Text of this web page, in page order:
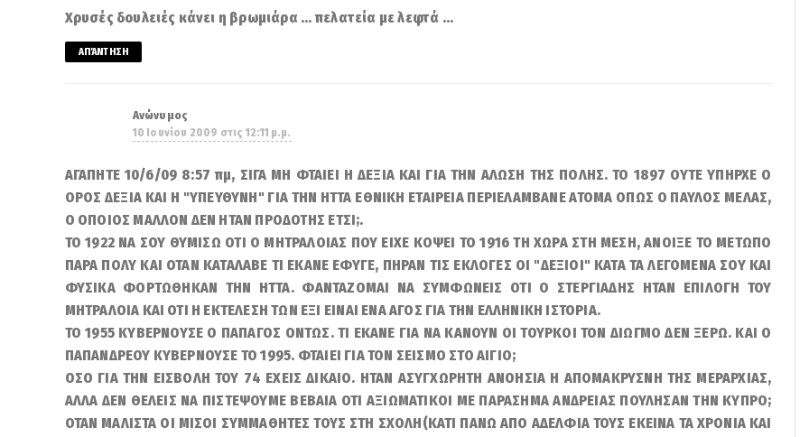
Χρυσές δουλειές κάνει η βρωμιάρα ... πελατεία με λεφτά ...
ΑΠΆΝΤΗΣΗ
Ανώνυμος
10 Ιουνίου 2009 στις 12:11 μ.μ.
ΑΓΑΠΗΤΕ 10/6/09 8:57 πμ, ΣΙΓΑ ΜΗ ΦΤΑΙΕΙ Η ΔΕΞΙΑ ΚΑΙ ΓΙΑ ΤΗΝ ΑΛΩΣΗ ΤΗΣ ΠΟΛΗΣ. ΤΟ 1897 ΟΥΤΕ ΥΠΗΡΧΕ Ο
ΟΡΟΣ ΔΕΞΙΑ ΚΑΙ Η "ΥΠΕΥΘΥΝΗ" ΓΙΑ ΤΗΝ ΗΤΤΑ ΕΘΝΙΚΗ ΕΤΑΙΡΕΙΑ ΠΕΡΙΕΛΑΜΒΑΝΕ ΑΤΟΜΑ ΟΠΩΣ Ο ΠΑΥΛΟΣ ΜΕΛΑΣ,
Ο ΟΠΟΙΟΣ ΜΑΛΛΟΝ ΔΕΝ ΗΤΑΝ ΠΡΟΔΟΤΗΣ ΕΤΣΙ;.
ΤΟ 1922 ΝΑ ΣΟΥ ΘΥΜΙΣΩ ΟΤΙ Ο ΜΗΤΡΑΛΟΙΑΣ ΠΟΥ ΕΙΧΕ ΚΟΨΕΙ ΤΟ 1916 ΤΗ ΧΩΡΑ ΣΤΗ ΜΕΣΗ, ΑΝΟΙΞΕ ΤΟ ΜΕΤΩΠΟ
ΠΑΡΑ ΠΟΛΥ ΚΑΙ ΟΤΑΝ ΚΑΤΑΛΑΒΕ ΤΙ ΕΚΑΝΕ ΕΦΥΓΕ, ΠΗΡΑΝ ΤΙΣ ΕΚΛΟΓΕΣ ΟΙ "ΔΕΞΙΟΙ" ΚΑΤΑ ΤΑ ΛΕΓΟΜΕΝΑ ΣΟΥ ΚΑΙ
ΦΥΣΙΚΑ ΦΟΡΤΩΘΗΚΑΝ ΤΗΝ ΗΤΤΑ. ΦΑΝΤΑΖΟΜΑΙ ΝΑ ΣΥΜΦΩΝΕΙΣ ΟΤΙ Ο ΣΤΕΡΓΙΑΔΗΣ ΗΤΑΝ ΕΠΙΛΟΓΗ ΤΟΥ
ΜΗΤΡΑΛΟΙΑ ΚΑΙ ΟΤΙ Η ΕΚΤΕΛΕΣΗ ΤΩΝ ΕΞΙ ΕΙΝΑΙ ΕΝΑ ΑΓΟΣ ΓΙΑ ΤΗΝ ΕΛΛΗΝΙΚΗ ΙΣΤΟΡΙΑ.
ΤΟ 1955 ΚΥΒΕΡΝΟΥΣΕ Ο ΠΑΠΑΓΟΣ ΟΝΤΩΣ. ΤΙ ΕΚΑΝΕ ΓΙΑ ΝΑ ΚΑΝΟΥΝ ΟΙ ΤΟΥΡΚΟΙ ΤΟΝ ΔΙΩΓΜΟ ΔΕΝ ΞΕΡΩ. ΚΑΙ Ο
ΠΑΠΑΝΔΡΕΟΥ ΚΥΒΕΡΝΟΥΣΕ ΤΟ 1995. ΦΤΑΙΕΙ ΓΙΑ ΤΟΝ ΣΕΙΣΜΟ ΣΤΟ ΑΙΓΙΟ;
ΟΣΟ ΓΙΑ ΤΗΝ ΕΙΣΒΟΛΗ ΤΟΥ 74 ΕΧΕΙΣ ΔΙΚΑΙΟ. ΗΤΑΝ ΑΣΥΓΧΩΡΗΤΗ ΑΝΟΗΣΙΑ Η ΑΠΟΜΑΚΡΥΣΝΗ ΤΗΣ ΜΕΡΑΡΧΙΑΣ,
ΑΛΛΑ ΔΕΝ ΘΕΛΕΙΣ ΝΑ ΠΙΣΤΕΨΟΥΜΕ ΒΕΒΑΙΑ ΟΤΙ ΑΞΙΩΜΑΤΙΚΟΙ ΜΕ ΠΑΡΑΣΗΜΑ ΑΝΔΡΕΙΑΣ ΠΟΥΛΗΣΑΝ ΤΗΝ ΚΥΠΡΟ;
ΟΤΑΝ ΜΑΛΙΣΤΑ ΟΙ ΜΙΣΟΙ ΣΥΜΜΑΘΗΤΕΣ ΤΟΥΣ ΣΤΗ ΣΧΟΛΗ(ΚΑΤΙ ΠΑΝΩ ΑΠΟ ΑΔΕΛΦΙΑ ΤΟΥΣ ΕΚΕΙΝΑ ΤΑ ΧΡΟΝΙΑ ΚΑΙ